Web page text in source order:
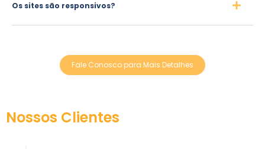
Os sites são responsivos?
Fale Conosco para Mais Detalhes
Nossos Clientes